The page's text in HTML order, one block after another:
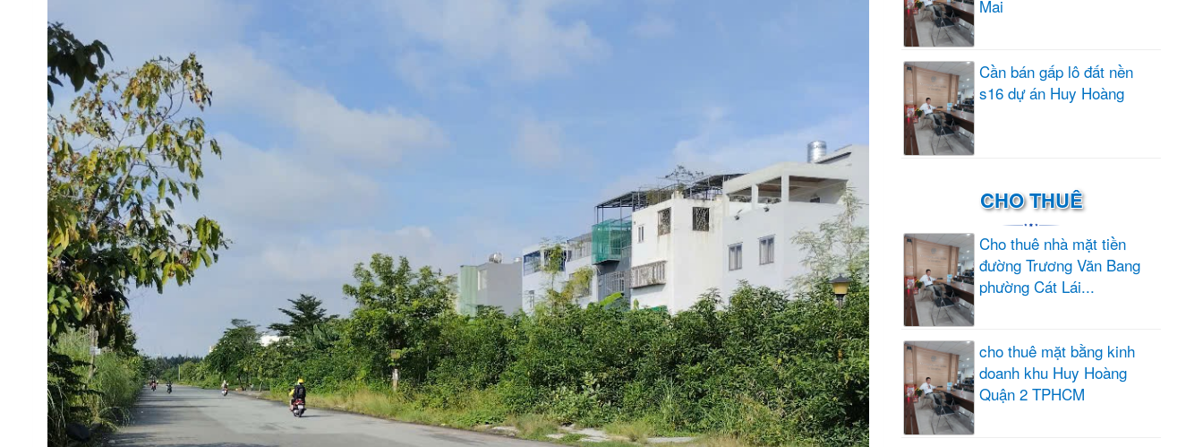
Mai
Cần bán gấp lô đất nền
s16 dự án Huy Hoàng
CHO THUÊ
Cho thuê nhà mặt tiền
đường Trương Văn Bang
phường Cát Lái...
cho thuê mặt bằng kinh
doanh khu Huy Hoàng
Quận 2 TPHCM